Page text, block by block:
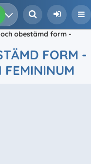
obestämd form -
FORM -
FEMININUM